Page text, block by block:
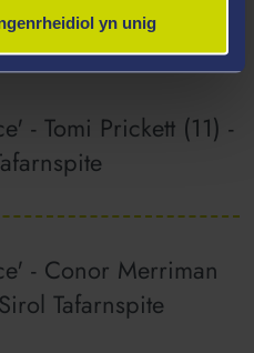
yn unig
- Tomi Prickett (11) -
- Conor Merriman
Tafarnspite